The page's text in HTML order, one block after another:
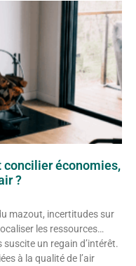
concilier économies,
?
mazout, incertitudes sur
les ressources…
un regain d’intérêt.
à la qualité de l’air